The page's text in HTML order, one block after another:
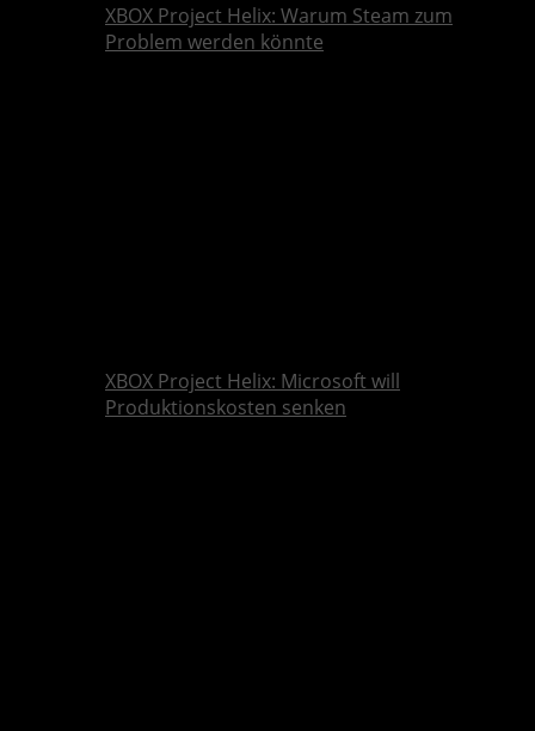
XBOX Project Helix: Warum Steam zum
Problem werden könnte
XBOX Project Helix: Microsoft will
Produktionskosten senken